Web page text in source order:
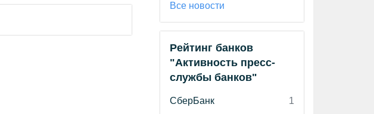
Все новости
Рейтинг банков
"Активность пресс-
службы банков"
СберБанк
1